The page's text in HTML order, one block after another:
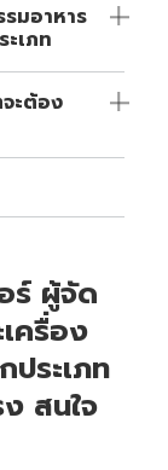
มอาหาร
เภท
ะต้อง
ร์ ผู้จัด
ครื่อง
ประเภท
สนใจ